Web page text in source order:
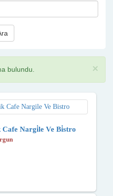
×
bulundu.
Nargi̇le Ve Bi̇stro